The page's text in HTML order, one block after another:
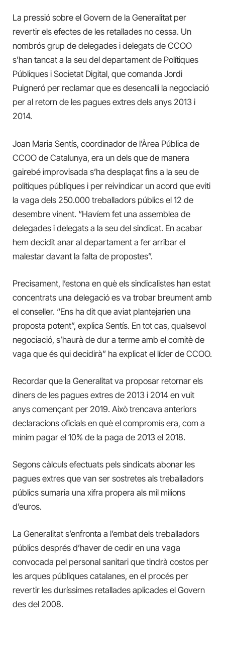
La pressió sobre el Govern de la Generalitat per
revertir els efectes de les retallades no cessa. Un
nombrós grup de delegades i delegats de CCOO
s’han tancat a la seu del departament de Polítiques
Públiques i Societat Digital, que comanda Jordi
Puigneró per reclamar que es desencalli la negociació
per al retorn de les pagues extres dels anys 2013 i
2014.
Joan Maria Sentís, coordinador de l’Àrea Pública de
CCOO de Catalunya, era un dels que de manera
gairebé improvisada s’ha desplaçat fins a la seu de
polítiques públiques i per reivindicar un acord que eviti
la vaga dels 250.000 treballadors públics el 12 de
desembre vinent. “Havíem fet una assemblea de
delegades i delegats a la seu del sindicat. En acabar
hem decidit anar al departament a fer arribar el
malestar davant la falta de propostes”.
Precisament, l’estona en què els sindicalistes han estat
concentrats una delegació es va trobar breument amb
el conseller. “Ens ha dit que aviat plantejarien una
proposta potent”, explica Sentís. En tot cas, qualsevol
negociació, s’haurà de dur a terme amb el comitè de
vaga que és qui decidirà” ha explicat el líder de CCOO.
Recordar que la Generalitat va proposar retornar els
diners de les pagues extres de 2013 i 2014 en vuit
anys començant per 2019. Això trencava anteriors
declaracions oficials en què el compromís era, com a
mínim pagar el 10% de la paga de 2013 el 2018.
Segons càlculs efectuats pels sindicats abonar les
pagues extres que van ser sostretes als treballadors
públics sumaria una xifra propera als mil milions
d’euros.
La Generalitat s’enfronta a l’embat dels treballadors
públics després d’haver de cedir en una vaga
convocada pel personal sanitari que tindrà costos per
les arques públiques catalanes, en el procés per
revertir les duríssimes retallades aplicades el Govern
des del 2008.